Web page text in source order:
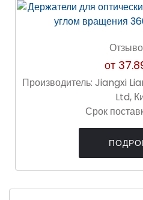
от
Производитель: Jiangxi
Ltd,
Срок